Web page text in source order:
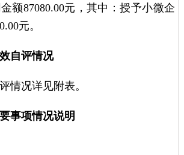
额87080.00元，其中：授予小微企
元。
自评情况
情况详见附表。
事项情况说明